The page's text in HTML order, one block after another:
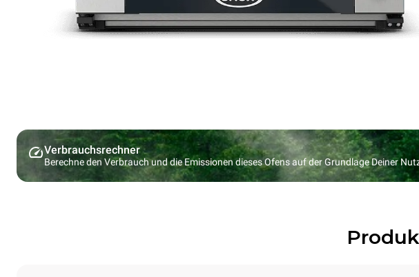
Verbrauchsrechner
Berechne den Verbrauch und die Emissionen dieses Ofens auf der Grundlage Deiner